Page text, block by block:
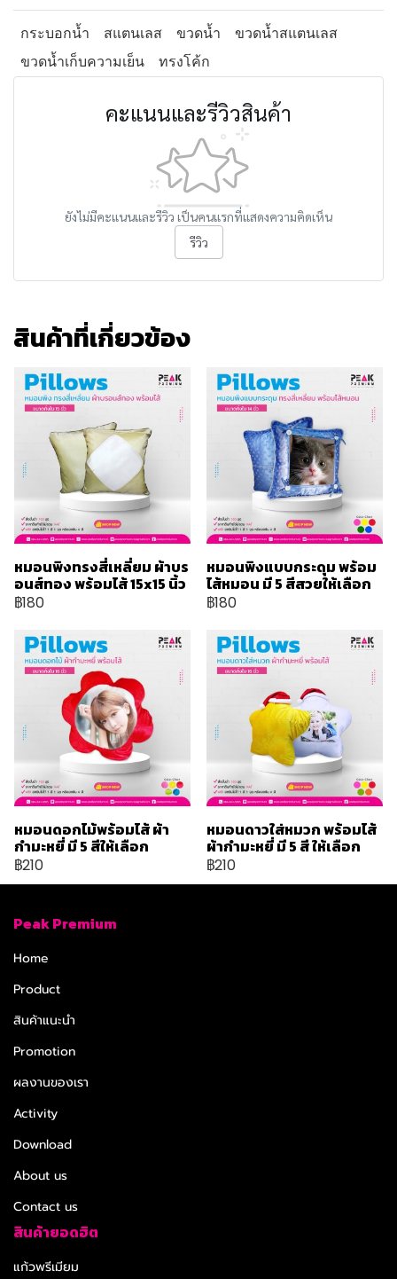
กระบอกน้ำ สแตนเลส ขวดน้ำ
ขวดน้ำสแตนเลส
ขวดน้ำเก็บความเย็น
ทรงโค้ก
คะแนนและรีวิวสินค้า
ยังไม่มีคะแนนและรีวิว เป็นคนแรกที่แสดงความคิดเห็น
รีวิว
สินค้าที่เกี่ยวข้อง
หมอนพิงทรงสี่เหลี่ยม ผ้าบร
อนส์ทอง พร้อมไส้ 15x15 นิ้ว
฿180
หมอนพิงแบบกระดุม พร้อม
ไส้หมอน มี 5 สีสวยให้เลือก
฿180
หมอนดอกไม้พร้อมไส้ ผ้า
กำมะหยี่ มี 5 สีให้เลือก
฿210
หมอนดาวใส่หมวก พร้อมไส้
ผ้ากำมะหยี่ มี 5 สี ให้เลือก
฿210
Peak Premium
Home
Product
สินค้าแนะนำ
Promotion
ผลงานของเรา
Activity
Download
About us
Contact us
สินค้ายอดฮิต
แก้วพรีเมียม